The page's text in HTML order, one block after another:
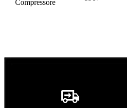
Compressore